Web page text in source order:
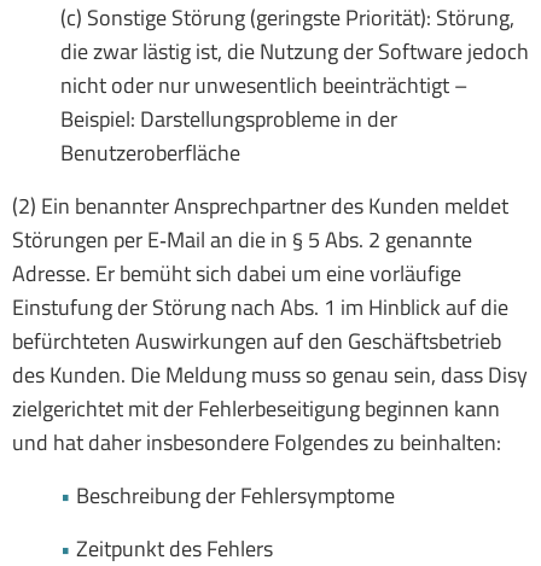
(c) Sonstige Störung (geringste Priorität): Störung,
die zwar lästig ist, die Nutzung der Software jedoch
nicht oder nur unwesentlich beeinträchtigt –
Beispiel: Darstellungsprobleme in der
Benutzeroberfläche
(2) Ein benannter Ansprechpartner des Kunden meldet
Störungen per E‑Mail an die in § 5 Abs. 2 genannte
Adresse. Er bemüht sich dabei um eine vorläufige
Einstufung der Störung nach Abs. 1 im Hinblick auf die
befürchteten Auswirkungen auf den Geschäftsbetrieb
des Kunden. Die Meldung muss so genau sein, dass Disy
zielgerichtet mit der Fehlerbeseitigung beginnen kann
und hat daher insbesondere Folgendes zu beinhalten:
• Beschreibung der Fehlersymptome
• Zeitpunkt des Fehlers